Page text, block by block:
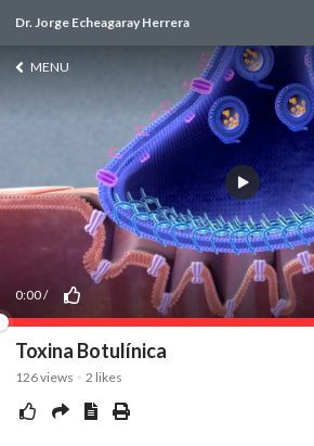
Dr. Jorge Echeagaray Herrera
MENU
0:00/
Toxina Botulínica
126views 2 likes